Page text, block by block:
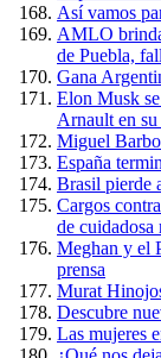
Así vamos
AMLO
de Puebla,
Gana
Elon Musk
Arnault en
Miguel
España
Brasil pierde
Cargos
de cuidadosa
Meghan y el
prensa
Murat
Descubre
Las mujeres